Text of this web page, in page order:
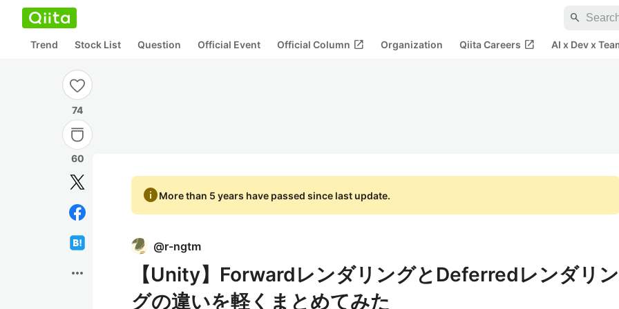
search
Trend Stock List Question Official Event Official Column open_in_new Organization Qiita Careers open_in_new AI x Dev x
74
60
more_horiz
infoMore than 5 years have passed since last update.
@r-ngtm
【Unity】ForwardレンダリングとDeferredレンダリン
グの違いを軽くまとめてみた